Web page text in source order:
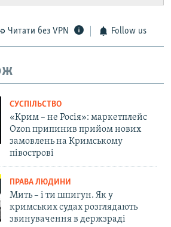
Читати без VPN Follow us
СУСПІЛЬСТВО
«Крим – не Росія»: маркетплейс
Ozon припинив прийом нових
замовлень на Кримському
півострові
ПРАВА ЛЮДИНИ
Мить – і ти шпигун. Як у
кримських судах розглядають
звинувачення в держзраді